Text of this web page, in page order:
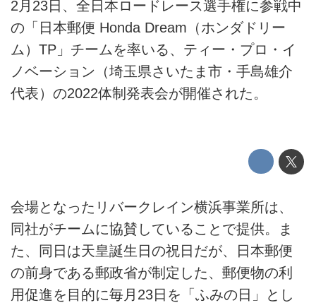
2月23日、全日本ロードレース選手権に参戦中
の「日本郵便 Honda Dream（ホンダドリー
ム）TP」チームを率いる、ティー・プロ・イ
ノベーション（埼玉県さいたま市・手島雄介
代表）の2022体制発表会が開催された。
会場となったリバークレイン横浜事業所は、
同社がチームに協賛していることで提供。ま
た、同日は天皇誕生日の祝日だが、日本郵便
の前身である郵政省が制定した、郵便物の利
用促進を目的に毎月23日を「ふみの日」とし